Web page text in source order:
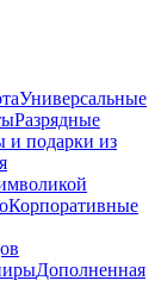
Универсальные
Разрядные
и подарки из
Корпоративные
Дополненная